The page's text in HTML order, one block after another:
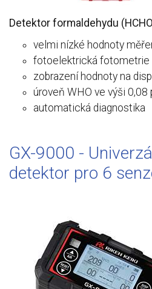
Detektor formaldehydu
velmi nízké hodnoty
fotoelektrická fotometrie
zobrazení hodnoty na
úroveň WHO ve výši 0,08
automatická diagnostika
GX-9000 -
detektor pro 6